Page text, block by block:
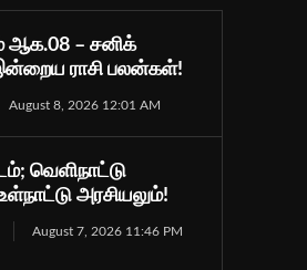
ஆக.08 – சனிக்
ராசி பலன்கள்!
August 8, 2026 12:01 AM
வெளிநாட்டு
அரசியலும்!
August 7, 2026 11:46 PM